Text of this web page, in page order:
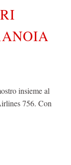
insieme al
756. Con